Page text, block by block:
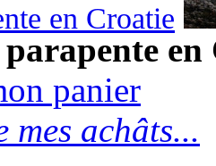
en Croatie
parapente
panier
mes achâts...